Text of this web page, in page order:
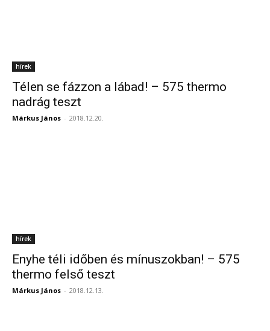
hírek
Télen se fázzon a lábad! – 575 thermo
nadrág teszt
Márkus János - 2018.12.20.
hírek
Enyhe téli időben és mínuszokban! – 575
thermo felső teszt
Márkus János - 2018.12.13.